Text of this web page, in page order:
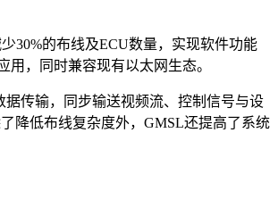
30%的布线及ECU数量，实现软件功能
，同时兼容现有以太网生态。
传输，同步输送视频流、控制信号与设
降低布线复杂度外，GMSL还提高了系统